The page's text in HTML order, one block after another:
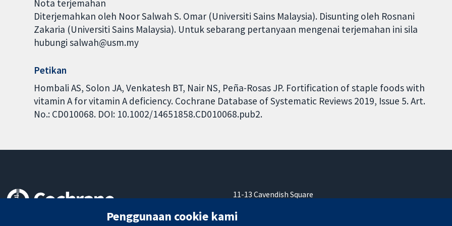
Nota terjemahan
Diterjemahkan oleh Noor Salwah S. Omar (Universiti Sains Malaysia). Disunting oleh Rosnani
Zakaria (Universiti Sains Malaysia). Untuk sebarang pertanyaan mengenai terjemahan ini sila
hubungi salwah@usm.my
Petikan
Hombali AS, Solon JA, Venkatesh BT, Nair NS, Peña-Rosas JP. Fortification of staple foods with
vitamin A for vitamin A deficiency. Cochrane Database of Systematic Reviews 2019, Issue 5. Art.
No.: CD010068. DOI: 10.1002/14651858.CD010068.pub2.
11-13 Cavendish Square
W1G 0AN
Penggunaan cookie kami